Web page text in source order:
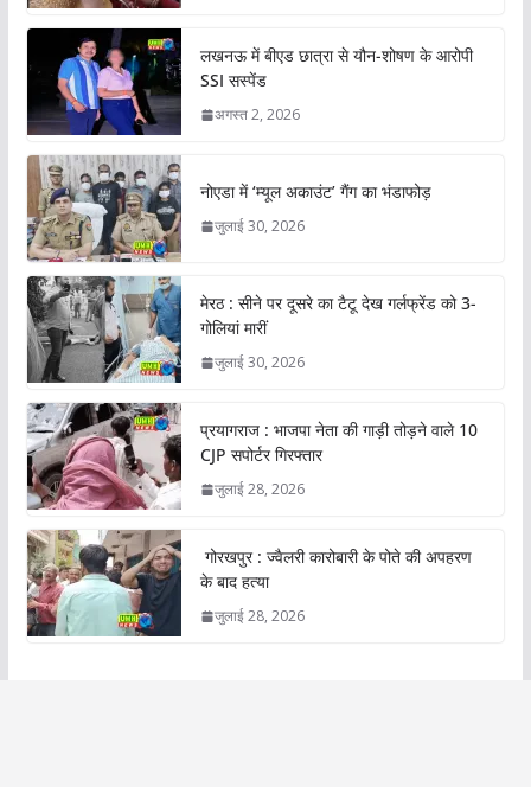
लखनऊ में बीएड छात्रा से यौन-शोषण के आरोपी
SSI सस्पेंड
अगस्त 2, 2026
नोएडा में ‘म्यूल अकाउंट’ गैंग का भंडाफोड़
जुलाई 30, 2026
मेरठ : सीने पर दूसरे का टैटू देख गर्लफ्रेंड को 3-
गोलियां मारीं
जुलाई 30, 2026
प्रयागराज : भाजपा नेता की गाड़ी तोड़ने वाले 10
CJP सपोर्टर गिरफ्तार
जुलाई 28, 2026
गोरखपुर : ज्वैलरी कारोबारी के पोते की अपहरण
के बाद हत्या
जुलाई 28, 2026